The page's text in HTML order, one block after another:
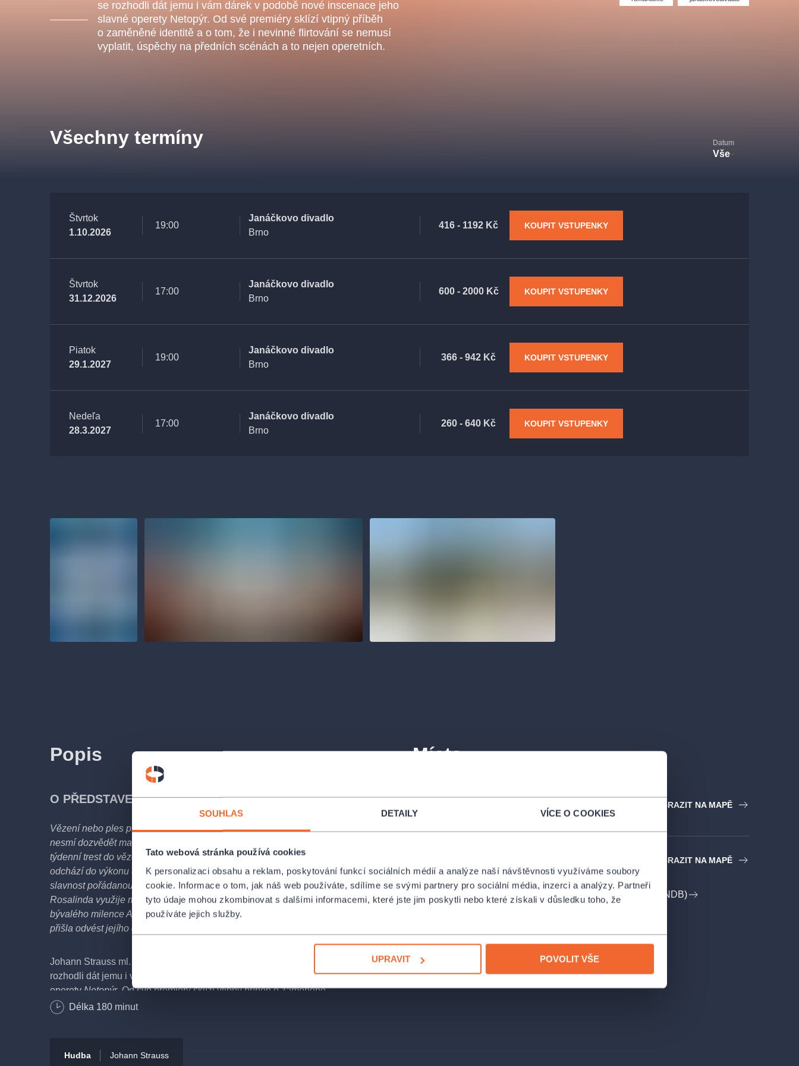
SOUHLAS DETAILY VÍCE O COOKIES
Tato webová stránka používá cookies
K personalizaci obsahu a reklam, poskytování funkcí sociálních médií a analýze naší návštěvnosti využíváme soubory
cookie. Informace o tom, jak náš web používáte, sdílíme se svými partnery pro sociální média, inzerci a analýzy. Partneři
tyto údaje mohou zkombinovat s dalšími informacemi, které jste jim poskytli nebo které získali v důsledku toho, že
používáte jejich služby.
UPRAVIT POVOLIT VŠE
se rozhodli dát jemu i vám dárek v podobě nové inscenace jeho
slavné operety Netopýr. Od své premiéry sklízí vtipný příběh
o zaměněné identitě a o tom, že i nevinné flirtování se nemusí
vyplatit, úspěchy na předních scénách a to nejen operetních.
Všechny termíny Datum
Vše
Štvrtok
1.10.2026
19:00
Janáčkovo divadlo
Brno
416 - 1192 Kč KOUPIT VSTUPENKY
Štvrtok
31.12.2026
17:00
Janáčkovo divadlo
Brno
600 - 2000 Kč KOUPIT VSTUPENKY
Piatok
29.1.2027
19:00
Janáčkovo divadlo
Brno
366 - 942 Kč KOUPIT VSTUPENKY
Nedeľa
28.3.2027
17:00
Janáčkovo divadlo
Brno
260 - 640 Kč KOUPIT VSTUPENKY
Popis
O PŘEDSTAVENÍ
Vězení nebo ples plný krásných žen? Volba je snadná, je se o tom
nesmí dozvědět manželka. Gabriel Eisenstein si má jít odsedět
týdenní trest do vězení za znevážení soudu. Doma předstírá, že
odchází do výkonu trestu, ale místo toho inkognito se pobavit na
slavnost pořádanou exotickým princem Orlofskym. Jeho choť
Rosalinda využije manželovi nepřítomnosti a pozve si svého
bývalého milence Alfreda, jenže dostaveníčko přeruší stráž, která
přišla odvést jejího chotě do vězení.
Johann Strauss ml. slaví dvousté výročí narozenin a tak jsme se
rozhodli dát jemu i vám dárek v podobě nové inscenace jeho slavné
operety Netopýr. Od své premiéry sklízí vtipný příběh o zaměněné
identitě a o tom, že i nevinné flirtování se nemusí vyplatit, úspěchy
nepovedenou akvizicí francouzské hry
Délka 180 minut
Hudba Johann Strauss
Místa
Janáčkovo divadlo
Rooseveltova 31, Brno
ZOBRAZIT NA MAPĚ
Rooseveltova 31, Brno
ZOBRAZIT NA MAPĚ
PROFIL POŘADATELE NÁRODNÍ DIVADLO BRNO (NDB)
Agentura 44, s.r.o.
s.r.o.
Divadlo Hybernia
Filmový orchestr Praha
Nejnavštěvovanější